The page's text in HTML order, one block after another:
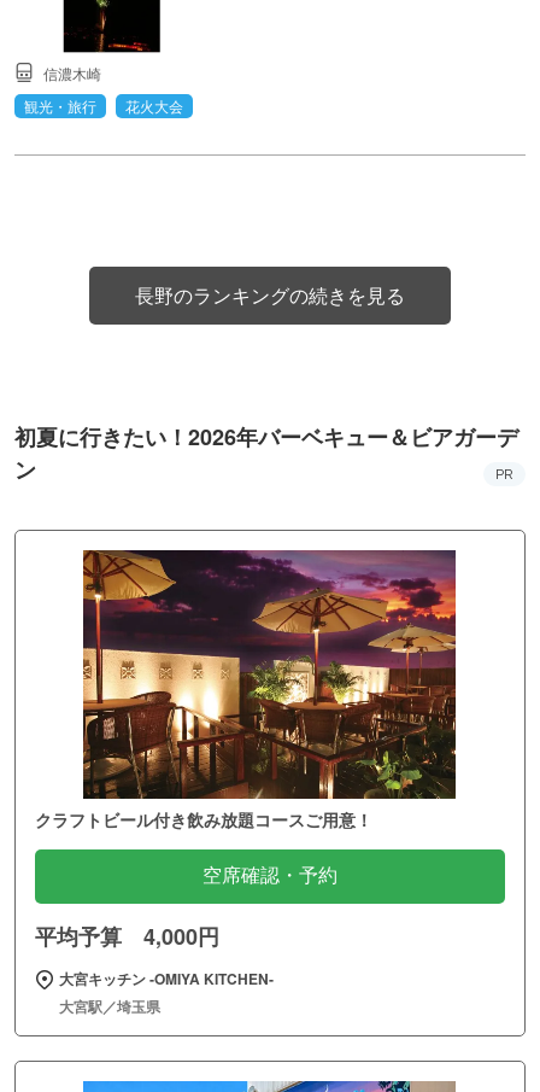
信濃木崎
観光・旅行
花火大会
長野のランキングの続きを見る
初夏に行きたい！2026年バーベキュー＆ビアガーデ
ン
PR
クラフトビール付き飲み放題コースご用意！
空席確認・予約
平均予算 4,000円
大宮キッチン ‐OMIYA KITCHEN‐
大宮駅／埼玉県